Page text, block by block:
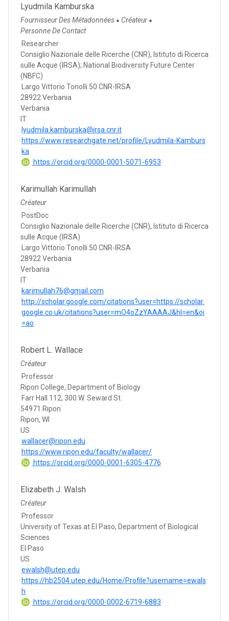
Lyudmila Kamburska
Fournisseur Des Métadonnées ● Créateur ●
Personne De Contact
Researcher
Consiglio Nazionale delle Ricerche (CNR), Istituto di Ricerca
sulle Acque (IRSA); National Biodiversity Future Center
(NBFC)
Largo Vittorio Tonolli 50 CNR-IRSA
28922 Verbania
Verbania
IT
lyudmila.kamburska@irsa.cnr.it
https://www.researchgate.net/profile/Lyudmila-Kamburs
ka
https://orcid.org/0000-0001-5071-6953
Karimullah Karimullah
Créateur
PostDoc
Consiglio Nazionale delle Ricerche (CNR), Istituto di Ricerca
sulle Acque (IRSA)
Largo Vittorio Tonolli 50 CNR-IRSA
28922 Verbania
Verbania
IT
karimullah76@gmail.com
http://scholar.google.com/citations?user=https://scholar.
google.co.uk/citations?user=mO4oZzYAAAAJ&hl=en&oi
=ao
Robert L. Wallace
Créateur
Professor
Ripon College, Department of Biology
Farr Hall 112, 300 W. Seward St.
54971 Ripon
Ripon, WI
US
wallacer@ripon.edu
https://www.ripon.edu/faculty/wallacer/
https://orcid.org/0000-0001-6305-4776
Elizabeth J. Walsh
Créateur
Professor
University of Texas at El Paso, Department of Biological
Sciences
El Paso
US
ewalsh@utep.edu
https://hb2504.utep.edu/Home/Profile?username=ewals
h
https://orcid.org/0000-0002-6719-6883